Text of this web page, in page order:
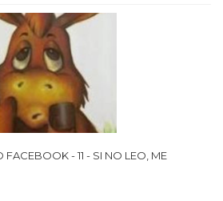
FACEBOOK - 11 - SI NO LEO, ME